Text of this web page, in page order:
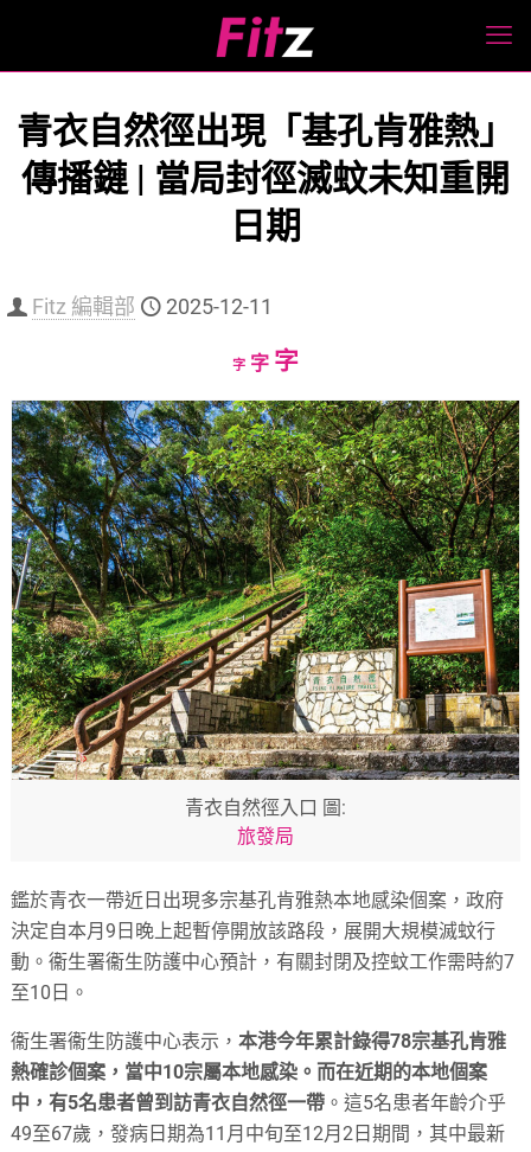
青衣自然徑出現「基孔肯雅熱」
傳播鏈 | 當局封徑滅蚊未知重開
日期
Fitz 編輯部 2025-12-11
字Decrease
size.
字Reset
size.
字Increase
size.
青衣自然徑入口 圖:
旅發局
鑑於青衣一帶近日出現多宗基孔肯雅熱本地感染個案，政府
決定自本月9日晚上起暫停開放該路段，展開大規模滅蚊行
動。衞生署衞生防護中心預計，有關封閉及控蚊工作需時約7
至10日。
衞生署衞生防護中心表示，本港今年累計錄得78宗基孔肯雅
熱確診個案，當中10宗屬本地感染。而在近期的本地個案
中，有5名患者曾到訪青衣自然徑一帶 。這5名患者年齡介乎
49至67歲，發病日期為11月中旬至12月2日期間，其中最新